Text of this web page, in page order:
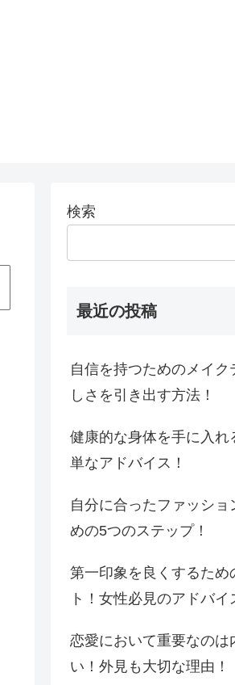
検索
最近の投稿
自信を持つためのメイク
しさを引き出す方法！
健康的な身体を手に入れ
単なアドバイス！
自分に合ったファッショ
めの5つのステップ！
第一印象を良くするため
ト！女性必見のアドバイ
恋愛において重要なのは
い！外見も大切な理由！